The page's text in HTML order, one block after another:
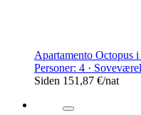
Apartamento Octopus
Personer: 4 ·
Siden 151,87 €/nat